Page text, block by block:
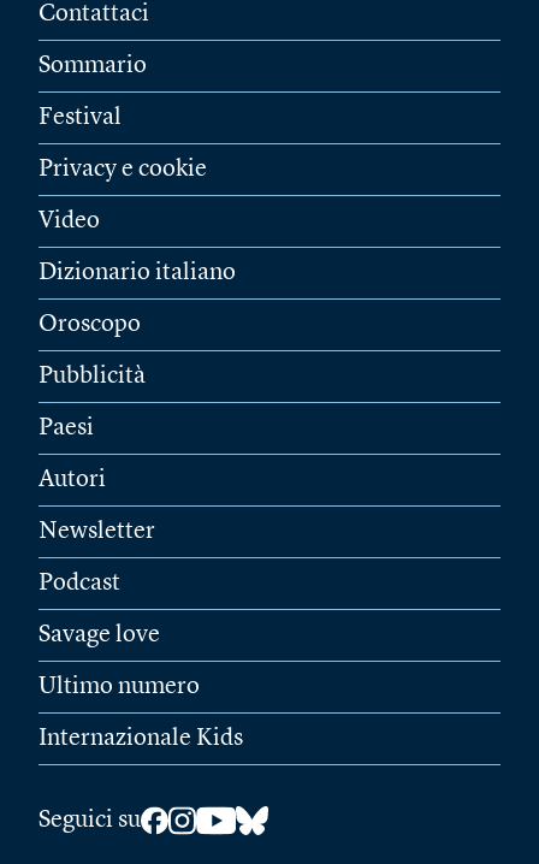
Contattaci
Sommario
Festival
Privacy e cookie
Video
Dizionario italiano
Oroscopo
Pubblicità
Paesi
Autori
Newsletter
Podcast
Savage love
Ultimo numero
Internazionale Kids
Seguici su